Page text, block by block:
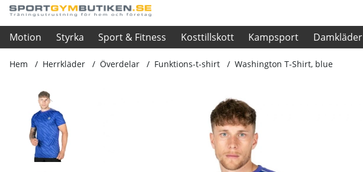
Motion Styrka Sport & Fitness Kosttillskott Kampsport Damkläder
Hem Herrkläder Överdelar Funktions-t-shirt Washington T-Shirt, blue
Produktbilder Washington T-Shirt, blue